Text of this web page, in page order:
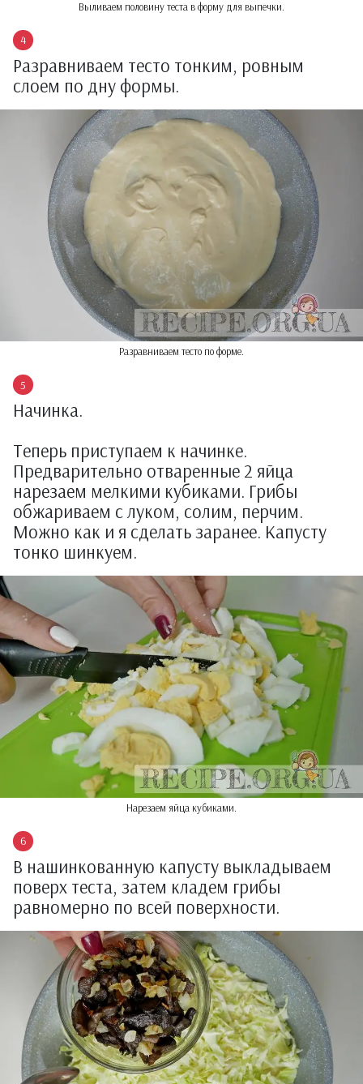
Выливаем половину теста в форму для выпечки.
Разравниваем тесто тонким, ровным
слоем по дну формы.
Разравниваем тесто по форме.
Начинка.
Теперь приступаем к начинке.
Предварительно отваренные 2 яйца
нарезаем мелкими кубиками. Грибы
обжариваем с луком, солим, перчим.
Можно как и я сделать заранее. Капусту
тонко шинкуем.
Нарезаем яйца кубиками.
В нашинкованную капусту выкладываем
поверх теста, затем кладем грибы
равномерно по всей поверхности.